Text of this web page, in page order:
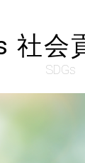
社会
SDGs